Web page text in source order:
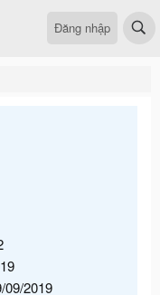
Đăng nhập
09/2019